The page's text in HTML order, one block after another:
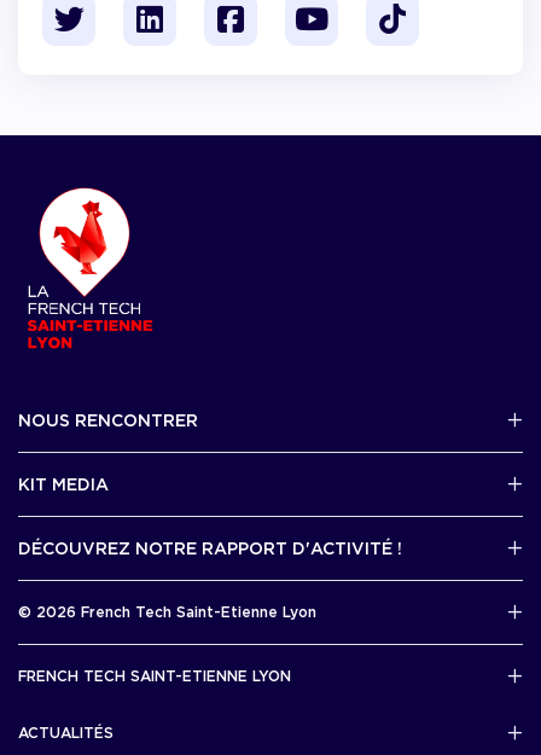
NOUS RENCONTRER
KIT MEDIA
DÉCOUVREZ NOTRE RAPPORT D'ACTIVITÉ !
© 2026 French Tech Saint-Etienne Lyon
Politique de confidentialité
Développement 69pixl
FRENCH TECH SAINT-ETIENNE LYON
ACTUALITÉS